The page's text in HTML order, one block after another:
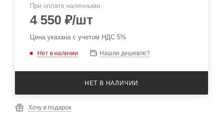
При оплате наличными
4 550 ₽/шт
Цена указана с учетом НДС 5%
Нет в наличии Нашли дешевле?
НЕТ В НАЛИЧИИ
Хочу в подарок